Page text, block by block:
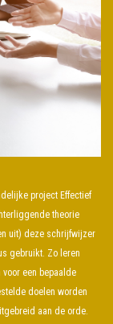
project Effectief
theorie
uit) deze schrijfwijzer
gebruikt. Zo leren
een bepaalde
doelen worden
aan de orde.